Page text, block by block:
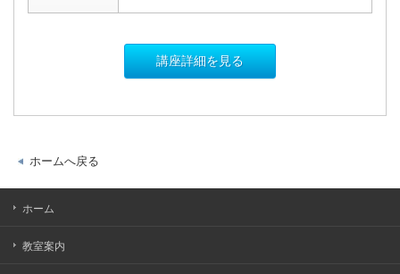
講座詳細を見る
ホームへ戻る
ホーム
教室案内